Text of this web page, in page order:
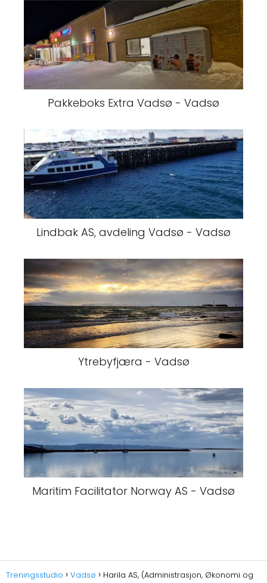
Pakkeboks Extra Vadsø - Vadsø
Lindbak AS, avdeling Vadsø - Vadsø
Ytrebyfjæra - Vadsø
Maritim Facilitator Norway AS - Vadsø
Treningsstudio Vadsø Harila AS, (Administrasjon, Økonomi og